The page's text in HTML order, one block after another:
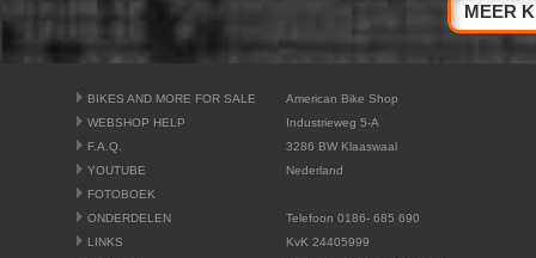
MEER
BIKES AND MORE FOR SALE
WEBSHOP HELP
F.A.Q.
YOUTUBE
FOTOBOEK
ONDERDELEN
LINKS
American Bike Shop
Industrieweg 5-A
3286 BW Klaaswaal
Nederland
Telefoon 0186- 685 690
KvK 24405999